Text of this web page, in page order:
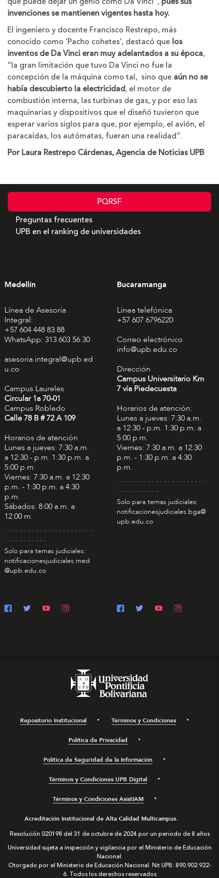
invenciones se mantienen vigentes hasta hoy.
El ingeniero y docente Francisco Restrepo, más
conocido como ‘Pacho cohetes’, destacó que los
inventos de Da Vinci eran muy adelantados a su época,
“la gran limitación que tuvo Da Vinci no fue la
concepción de la máquina como tal, sino que aún no se
había descubierto la electricidad, el motor de
combustión interna, las turbinas de gas, y por eso las
maquinarias y dispositivos que el diseñó tuvieron que
esperar varios siglos para que, por ejemplo, el avión, el
paracaídas, los autómatas, fueran una realidad”.
Por Laura Restrepo Cárdenas, Agencia de Noticias UPB
PQRSF
Preguntas frecuentes
UPB en el ranking de universidades
Medellín
Línea de Asesoría
Integral:
+57 604 448 83 88
WhatsApp: 313 603 56 30
asesoria.integral@upb.ed
u.co
Campus Laureles
Circular 1a 70-01
Campus Robledo
Calle 78 B # 72 A 109
Horarios de atención
Lunes a jueves: 7:30 a.m.
a 12:30 - p.m. 1:30 p.m. a
5:00 p.m.
Viernes: 7:30 a.m. a 12:30
p.m. - 1:30 p.m. a 4:30
p.m.
Sábados: 8:00 a.m. a
12:00 m.
. . . . . . . . . . . . . . . . . . . . . . .
. . . . . . . . . . .
Solo para temas judiciales:
notificacionesjudiciales.med
@upb.edu.co
Bucaramanga
Línea telefónica
+57 607 6796220
Correo electrónico
info@upb.edu.co
Dirección
Campus Universitario Km
7 vía Piedecuesta
Horarios de atención:
Lunes a jueves: 7:30 a.m.
a 12:30 - p.m. 1:30 p.m. a
5:00 p.m.
Viernes: 7:30 a.m. a 12:30
p.m. - 1:30 p.m. a 4:30
p.m.
. . . . . . . . . . . . . . . . . . . . . . .
. . . . . . . . . . .
Solo para temas judiciales:
notificacionesjudiciales.bga@
upb.edu.co
Repositorio Institucional Términos y Condiciones
Política de Privacidad
Política de Seguridad de la Información
Términos y Condiciones UPB Digital
Términos y Condiciones AsistIAM
Acreditación Institucional de Alta Calidad Multicampus.
Resolución 020198 del 31 de octubre de 2024 por un periodo de 8 años
Universidad sujeta a inspección y vigilancia por el Ministerio de Educación
Nacional.
Otorgado por el Ministerio de Educación Nacional. Nit UPB: 890.902.922-
6. Todos los derechos reservados